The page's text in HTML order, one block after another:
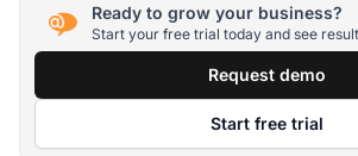
Ready to grow your business?
Start your free trial today and see
Request demo
Start free trial